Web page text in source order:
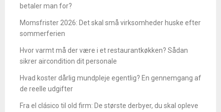
betaler man for?
Momsfrister 2026: Det skal små virksomheder huske efter
sommerferien
Hvor varmt må der være i et restaurantkøkken? Sådan
sikrer aircondition dit personale
Hvad koster dårlig mundpleje egentlig? En gennemgang af
de reelle udgifter
Fra el clásico til old firm: De største derbyer, du skal opleve